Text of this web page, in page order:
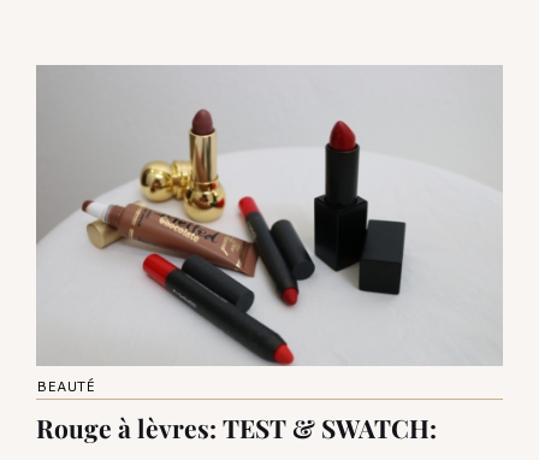
BEAUTÉ
Rouge à lèvres: TEST & SWATCH: